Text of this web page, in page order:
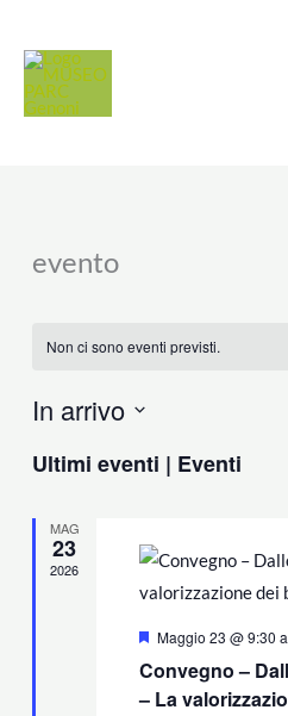
contenuto
evento
Non ci sono eventi previsti.
In arrivo
la
Ultimi eventi | Eventi
MAG
23
2026
Segnalati
Maggio 23 @ 9:30
Convegno –
– La